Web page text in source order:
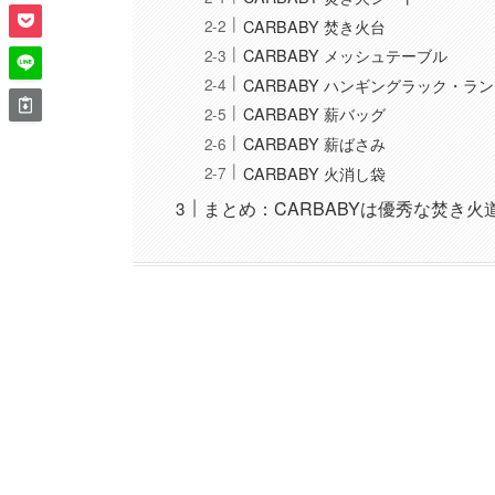
CARBABY 焚き火台
CARBABY メッシュテーブル
CARBABY ハンギングラック・ラ
CARBABY 薪バッグ
CARBABY 薪ばさみ
CARBABY 火消し袋
まとめ：CARBABYは優秀な焚き